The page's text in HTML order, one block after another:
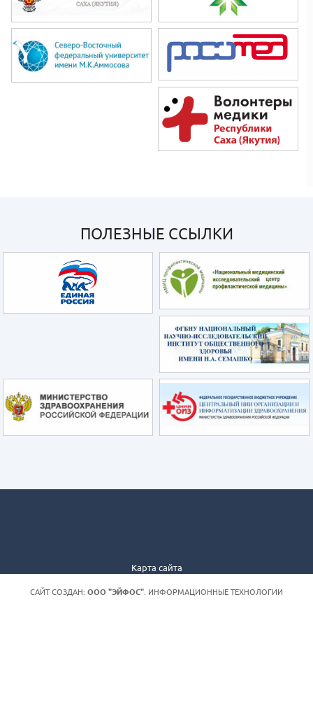
ПОЛЕЗНЫЕ ССЫЛКИ
Карта сайта
САЙТ СОЗДАН: ООО "ЭЙФОС". ИНФОРМАЦИОННЫЕ ТЕХНОЛОГИИ